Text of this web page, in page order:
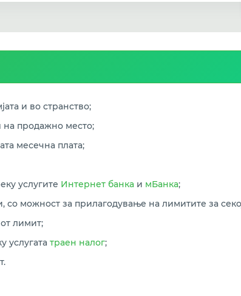
и во странство;
на продажно место;
месечна плата;
услугите Интернет банка и мБанка;
можност за прилагодување на лимитите за
лимит;
услугата траен налог;